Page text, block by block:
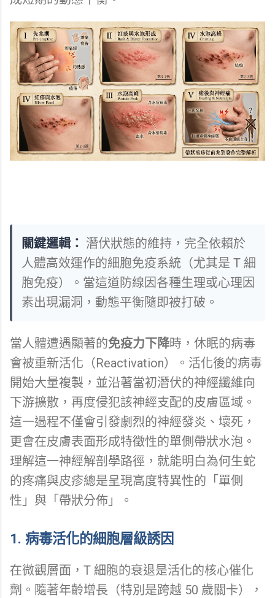
關鍵邏輯： 潛伏狀態的維持，完全依賴於
人體高效運作的細胞免疫系統（尤其是 T 細
胞免疫）。當這道防線因各種生理或心理因
素出現漏洞，動態平衡隨即被打破。
當人體遭遇顯著的免疫力下降時，休眠的病毒
會被重新活化（Reactivation）。活化後的病毒
開始大量複製，並沿著當初潛伏的神經纖維向
下游擴散，再度侵犯該神經支配的皮膚區域。
這一過程不僅會引發劇烈的神經發炎、壞死，
更會在皮膚表面形成特徵性的單側帶狀水泡。
理解這一神經解剖學路徑，就能明白為何生蛇
的疼痛與皮疹總是呈現高度特異性的「單側
性」與「帶狀分佈」。
1. 病毒活化的細胞層級誘因
在微觀層面，T 細胞的衰退是活化的核心催化
劑。隨著年齡增長（特別是跨越 50 歲關卡），